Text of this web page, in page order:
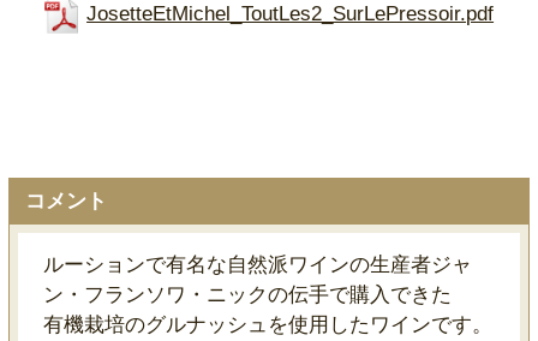
JosetteEtMichel_ToutLes2_SurLePressoir.pdf
コメント
ルーションで有名な自然派ワインの生産者ジャ
ン・フランソワ・ニックの伝手で購入できた
有機栽培のグルナッシュを使用したワインです。